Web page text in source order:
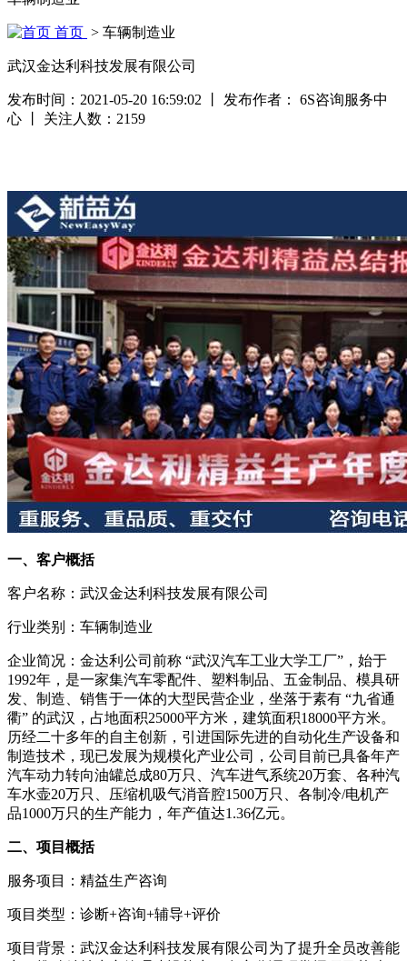
首页 > 车辆制造业
武汉金达利科技发展有限公司
发布时间：2021-05-20 16:59:02
发布作者： 6S咨询服务中
心
关注人数： 2159
一、客户概括
客户名称：武汉金达利科技发展有限公司
行业类别：车辆制造业
企业简况：金达利公司前称 “武汉汽车工业大学工厂”，始于
1992年，是一家集汽车零配件、塑料制品、五金制品、模具研
发、制造、销售于一体的大型民营企业，坐落于素有 “九省通
衢” 的武汉，占地面积25000平方米，建筑面积18000平方米。
历经二十多年的自主创新，引进国际先进的自动化生产设备和
制造技术，现已发展为规模化产业公司，公司目前已具备年产
汽车动力转向油罐总成80万只、汽车进气系统20万套、各种汽
车水壶20万只、压缩机吸气消音腔1500万只、各制冷/电机产
品1000万只的生产能力，年产值达1.36亿元。
二、项目概括
服务项目：精益生产咨询
项目类型：诊断+咨询+辅导+评价
项目背景：武汉金达利科技发展有限公司为了提升全员改善能